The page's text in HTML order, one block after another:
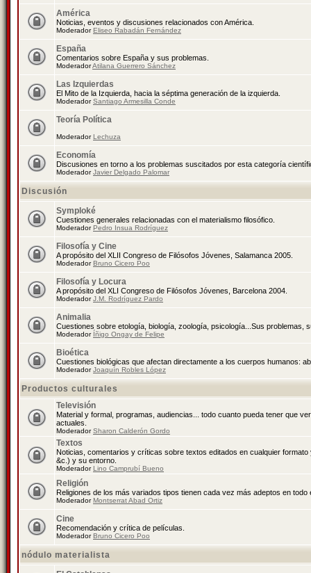
América
Noticias, eventos y discusiones relacionados con América.
ModeradorEliseo Rabadán Fernández
España
Comentarios sobre España y sus problemas.
ModeradorAtilana Guerrero Sánchez
Las Izquierdas
El Mito de la Izquierda, hacia la séptima generación de la izquierda.
ModeradorSantiago Armesilla Conde
Teoría Política
ModeradorLechuza
Economía
Discusiones en torno a los problemas suscitados por esta categoría
ModeradorJavier Delgado Palomar
Discusión
Symploké
Cuestiones generales relacionadas con el materialismo filosófico.
ModeradorPedro Insua Rodríguez
Filosofía y Cine
A propósito del XLII Congreso de Filósofos Jóvenes, Salamanca 2005.
ModeradorBruno Cicero Poo
Filosofía y Locura
A propósito del XLI Congreso de Filósofos Jóvenes, Barcelona 2004.
ModeradorJ.M. Rodríguez Pardo
Animalia
Cuestiones sobre etología, biología, zoología, psicología...Sus problemas,
Moderador Íñigo Ongay de Felipe
Bioética
Cuestiones biológicas que afectan directamente a los cuerpos humanos:
ModeradorJoaquín Robles López
Productos culturales
Televisión
Material y formal, programas, audiencias... todo cuanto pueda tener que
actuales.
ModeradorSharon Calderón Gordo
Textos
Noticias, comentarios y críticas sobre textos editados en cualquier
&c.) y su entorno.
ModeradorLino Camprubí Bueno
Religión
Religiones de los más variados tipos tienen cada vez más adeptos en todo
ModeradorMontserrat Abad Ortiz
Cine
Recomendación y crítica de películas.
ModeradorBruno Cicero Poo
nódulo materialista